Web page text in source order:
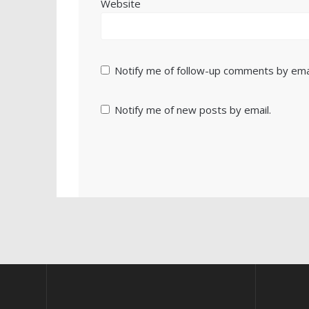
Website
Notify me of follow-up comments by
Notify me of new posts by email.